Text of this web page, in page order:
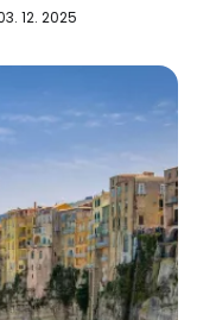
12. 2025